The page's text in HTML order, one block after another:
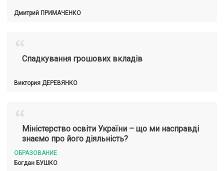
Дмитрий ПРИМАЧЕНКО
“Спадкування грошових вкладів
Виктория ДЕРЕВЯНКО
“Міністерство освіти України – що ми насправді
знаємо про його діяльність?
ОБРАЗОВАНИЕ
Богдан БУШКО